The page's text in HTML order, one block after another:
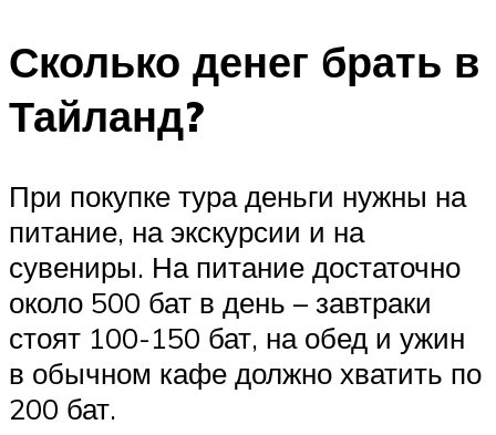
Сколько денег брать в
Тайланд?
При покупке тура деньги нужны на
питание, на экскурсии и на
сувениры. На питание достаточно
около 500 бат в день – завтраки
стоят 100-150 бат, на обед и ужин
в обычном кафе должно хватить по
200 бат.